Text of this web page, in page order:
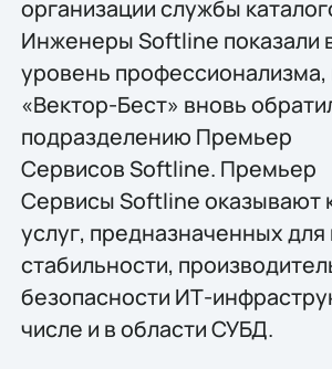
организации службы
Инженеры Softline показали
уровень профессионализма,
«Вектор-Бест» вновь
подразделению Премьер
Сервисов Softline. Премьер
Сервисы Softline оказывают
услуг, предназначенных
стабильности,
безопасности ИТ-
числе и в области СУБД.